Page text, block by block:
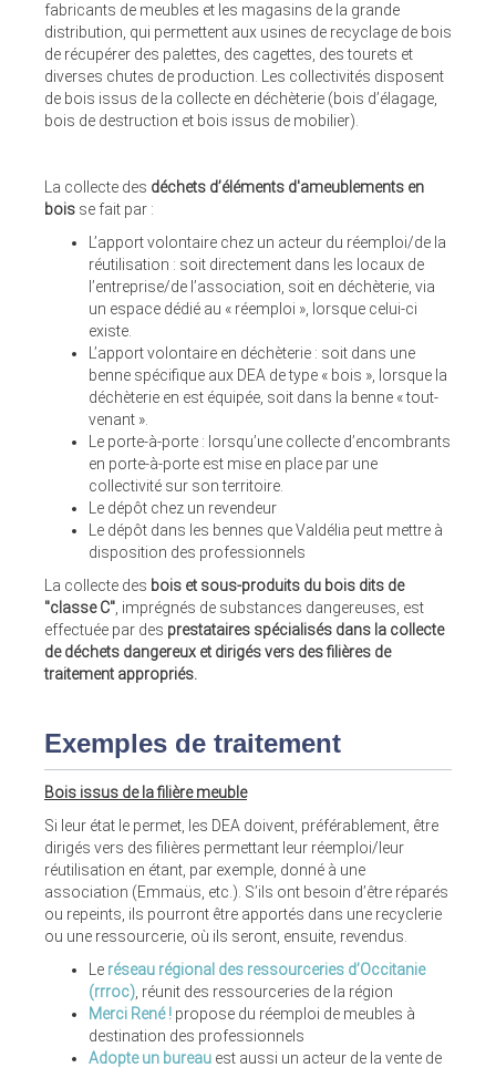
fabricants de meubles et les magasins de la grande
distribution, qui permettent aux usines de recyclage de bois
de récupérer des palettes, des cagettes, des tourets et
diverses chutes de production. Les collectivités disposent
de bois issus de la collecte en déchèterie (bois d’élagage,
bois de destruction et bois issus de mobilier).
La collecte des déchets d’éléments d'ameublements en
bois se fait par :
L’apport volontaire chez un acteur du réemploi/de la
réutilisation : soit directement dans les locaux de
l’entreprise/de l’association, soit en déchèterie, via
un espace dédié au « réemploi », lorsque celui-ci
existe.
L’apport volontaire en déchèterie : soit dans une
benne spécifique aux DEA de type « bois », lorsque la
déchèterie en est équipée, soit dans la benne « tout-
venant ».
Le porte-à-porte : lorsqu’une collecte d’encombrants
en porte-à-porte est mise en place par une
collectivité sur son territoire.
Le dépôt chez un revendeur
Le dépôt dans les bennes que Valdélia peut mettre à
disposition des professionnels
La collecte des bois et sous-produits du bois dits de
"classe C" , imprégnés de substances dangereuses, est
effectuée par des prestataires spécialisés dans la collecte
de déchets dangereux et dirigés vers des filières de
traitement appropriés.
Exemples de traitement
Bois issus de la filière meuble
Si leur état le permet, les DEA doivent, préférablement, être
dirigés vers des filières permettant leur réemploi/leur
réutilisation en étant, par exemple, donné à une
association (Emmaüs, etc.). S’ils ont besoin d’être réparés
ou repeints, ils pourront être apportés dans une recyclerie
ou une ressourcerie, où ils seront, ensuite, revendus.
Le réseau régional des ressourceries d’Occitanie
(rrroc) , réunit des ressourceries de la région
Merci René ! propose du réemploi de meubles à
destination des professionnels
Adopte un bureau est aussi un acteur de la vente de